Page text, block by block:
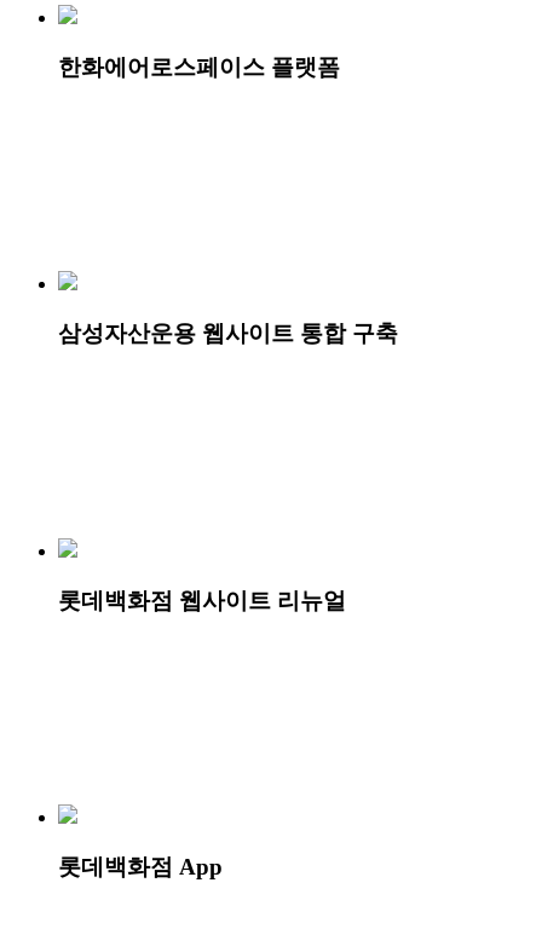
한화에어로스페이스 플랫폼
삼성자산운용 웹사이트 통합 구축
롯데백화점 웹사이트 리뉴얼
롯데백화점 App